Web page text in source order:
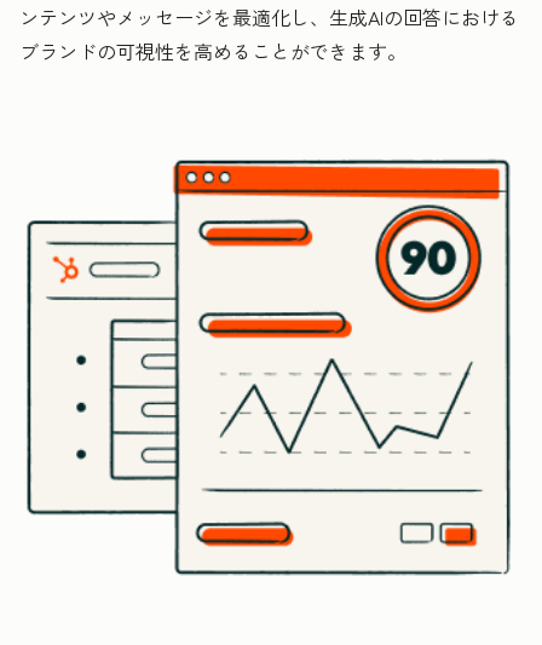
ンテンツやメッセージを最適化し、生成AIの回答における
ブランドの可視性を高めることができます。